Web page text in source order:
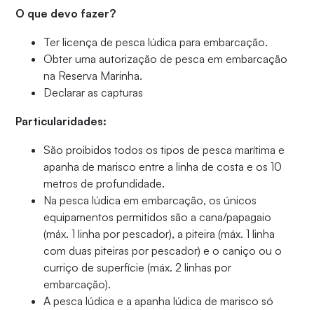
O que devo fazer?
Ter licença de pesca lúdica para embarcação.
Obter uma autorização de pesca em embarcação
na Reserva Marinha.
Declarar as capturas
Particularidades:
São proibidos todos os tipos de pesca marítima e
apanha de marisco entre a linha de costa e os 10
metros de profundidade.
Na pesca lúdica em embarcação, os únicos
equipamentos permitidos são a cana/papagaio
(máx. 1 linha por pescador), a piteira (máx. 1 linha
com duas piteiras por pescador) e o caniço ou o
curriço de superfície (máx. 2 linhas por
embarcação).
A pesca lúdica e a apanha lúdica de marisco só